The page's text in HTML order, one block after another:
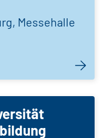
Messehalle